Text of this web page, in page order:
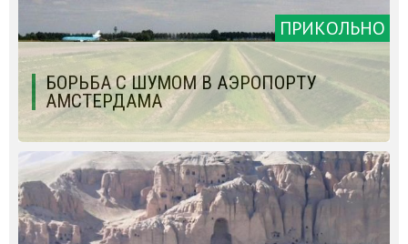
ПРИКОЛЬНО
БОРЬБА С ШУМОМ В АЭРОПОРТУ
АМСТЕРДАМА